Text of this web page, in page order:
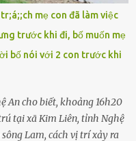
quăng xe vào vệ đường,
lô và chạy . Chạy miết.
mẹ con đã làm việc
trước khi đi, bố muốn mẹ
bố nói với 2 con trước khi
An cho biết, khoảng 16h20
trú tại xã Kim Liên, tỉnh Nghệ
Lam, cách vị trí xảy ra